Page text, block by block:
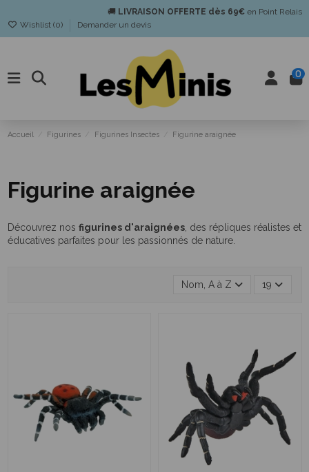
🚚 LIVRAISON OFFERTE dès 69€en Point Relais
Wishlist (0) Demander un devis
0
Accueil Figurines Figurines Insectes Figurine araignée
Figurine araignée
Découvrez nos figurines d'araignées, des répliques réalistes et
éducatives parfaites pour les passionnés de nature.
Nom, A à Z 19